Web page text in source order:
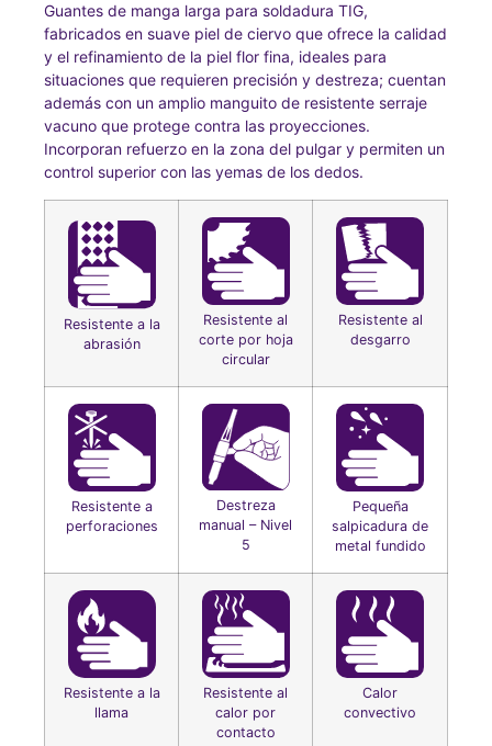
Guantes de manga larga para soldadura TIG,
fabricados en suave piel de ciervo que ofrece la calidad
y el refinamiento de la piel flor fina, ideales para
situaciones que requieren precisión y destreza; cuentan
además con un amplio manguito de resistente serraje
vacuno que protege contra las proyecciones.
Incorporan refuerzo en la zona del pulgar y permiten un
control superior con las yemas de los dedos.
Resistente a la
abrasión
Resistente al
corte por hoja
circular
Resistente al
desgarro
Resistente a
perforaciones
Destreza
manual – Nivel
5
Pequeña
salpicadura de
metal fundido
Resistente a la
llama
Resistente al
calor por
contacto
Calor
convectivo